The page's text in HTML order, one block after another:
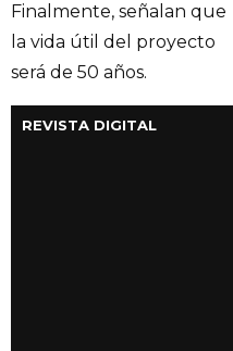
Finalmente, señalan que
la vida útil del proyecto
será de 50 años.
REVISTA DIGITAL